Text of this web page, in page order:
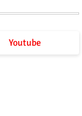
Youtube